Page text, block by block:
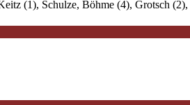
(1), Schulze, Böhme (4), Grotsch